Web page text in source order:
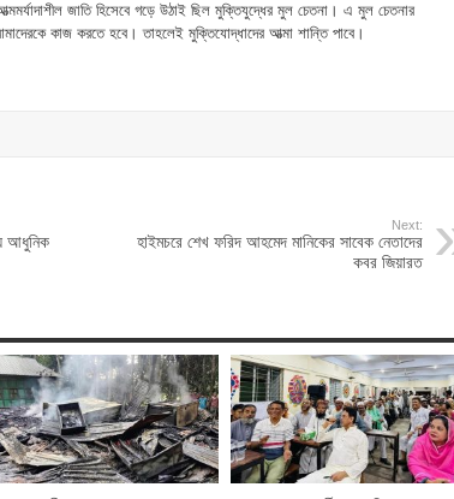
জাতি হিসেবে গড়ে উঠাই ছিল মুক্তিযুদ্ধের মুল চেতনা। এ মুল চেতনার
কাজ করতে হবে। তাহলেই মুক্তিযোদ্ধাদের আত্মা শান্তি পাবে।
আধুনিক
Next:
হাইমচরে শেখ ফরিদ আহমেদ মানিকের সাবেক নেতাদের
কবর জিয়ারত